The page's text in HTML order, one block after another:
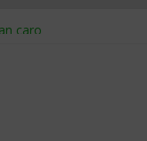
en 2026
qué hacer
y venderle